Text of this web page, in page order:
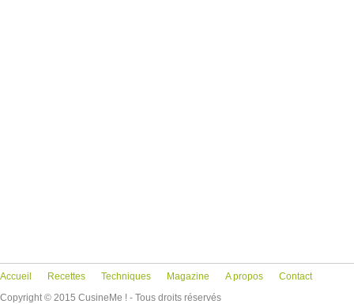
Accueil Recettes Techniques Magazine A propos
Contact
Copyright © 2015 CusineMe ! - Tous droits réservés